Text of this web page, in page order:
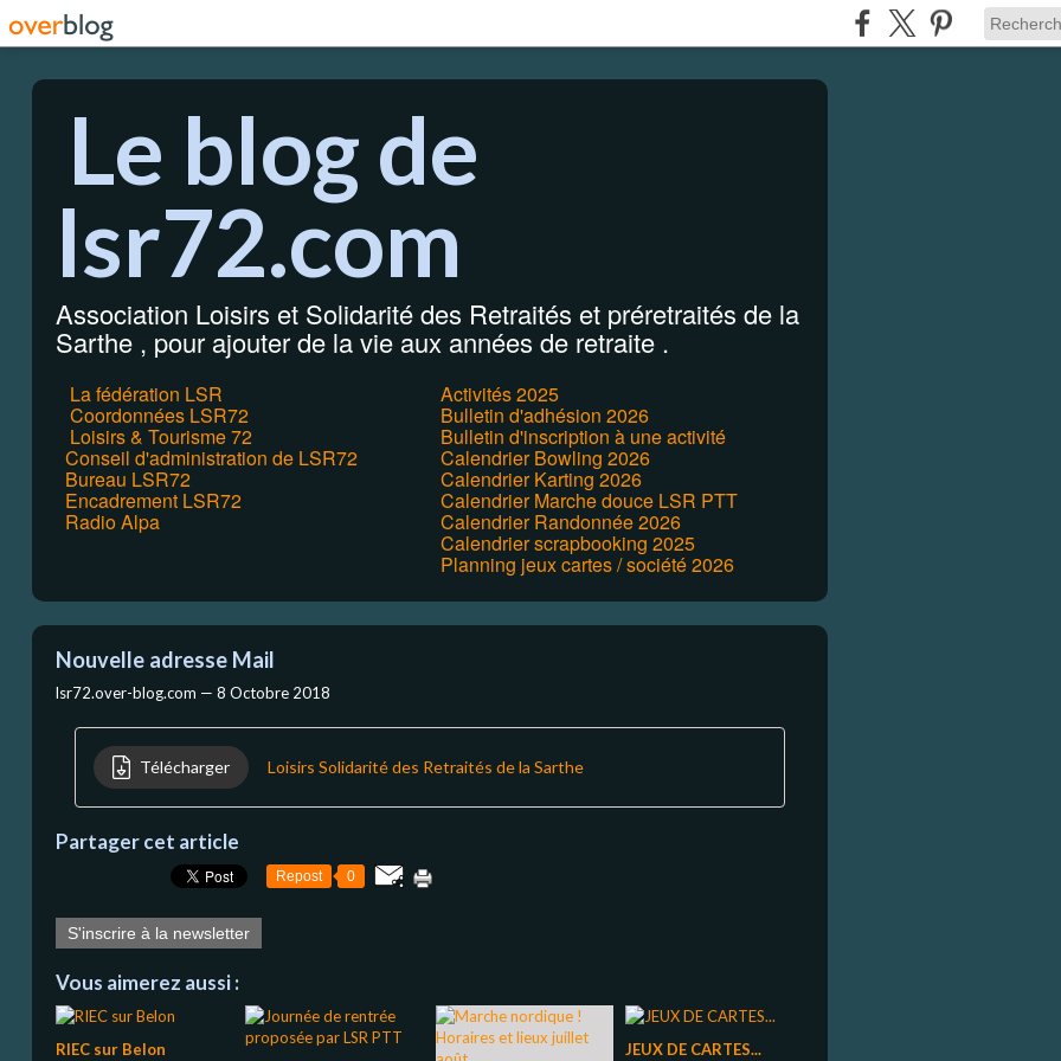
Le blog de
lsr72.com
Association Loisirs et Solidarité des Retraités et préretraités de la
Sarthe , pour ajouter de la vie aux années de retraite .
La fédération LSR
Coordonnées LSR72
Loisirs & Tourisme 72
Conseil d'administration de LSR72
Bureau LSR72
Encadrement LSR72
Radio Alpa
Activités 2025
Bulletin d'adhésion 2026
Bulletin d'inscription à une activité
Calendrier Bowling 2026
Calendrier Karting 2026
Calendrier Marche douce LSR PTT
Calendrier Randonnée 2026
Calendrier scrapbooking 2025
Planning jeux cartes / société 2026
Nouvelle adresse Mail
lsr72.over-blog.com — 8 Octobre 2018
Télécharger Loisirs Solidarité des Retraités de la Sarthe
Partager cet article
Repost 0
S'inscrire à la newsletter
Vous aimerez aussi :
RIEC sur Belon
JEUX DE CARTES...